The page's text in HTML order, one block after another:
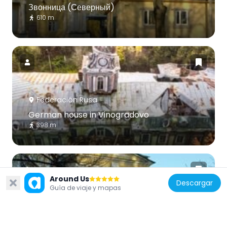
Звонница (Северный)
610 m
Federación Rusa
German house in Vinogradovo
398 m
Around Us
Guía de viaje y mapas Descargar